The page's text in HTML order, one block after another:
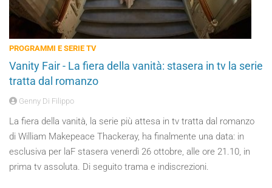
PROGRAMMI E SERIE TV
Vanity Fair - La fiera della vanità: stasera in tv la serie
tratta dal romanzo
Genny Di Filippo
La fiera della vanità, la serie più attesa in tv tratta dal romanzo
di William Makepeace Thackeray, ha finalmente una data: in
esclusiva per laF stasera venerdì 26 ottobre, alle ore 21.10, in
prima tv assoluta. Di seguito trama e indiscrezioni.